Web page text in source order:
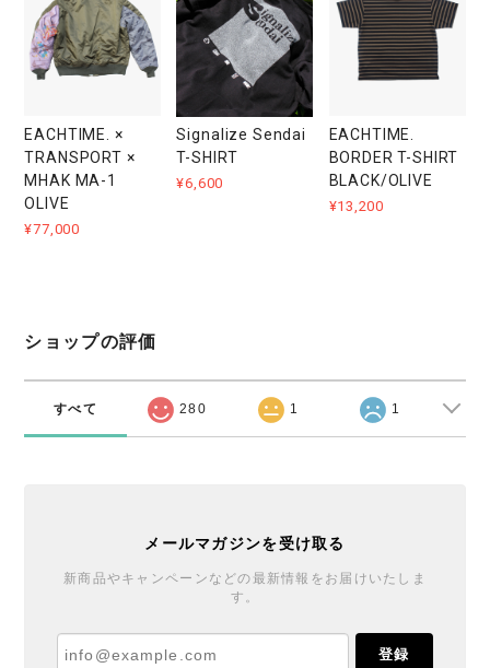
EACHTIME. ×
TRANSPORT ×
MHAK MA-1
OLIVE
¥77,000
Signalize Sendai
T-SHIRT
¥6,600
EACHTIME.
BORDER T-SHIRT
BLACK/OLIVE
¥13,200
ショップの評価
すべて 280 1 1
メールマガジンを受け取る
新商品やキャンペーンなどの最新情報をお届けいたしま
す。
登録